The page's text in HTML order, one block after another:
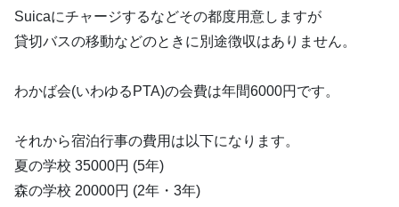
Suicaにチャージするなどその都度用意しますが
貸切バスの移動などのときに別途徴収はありません。
わかば会(いわゆるPTA)の会費は年間6000円です。
それから宿泊行事の費用は以下になります。
夏の学校 35000円 (5年)
森の学校 20000円 (2年・3年)